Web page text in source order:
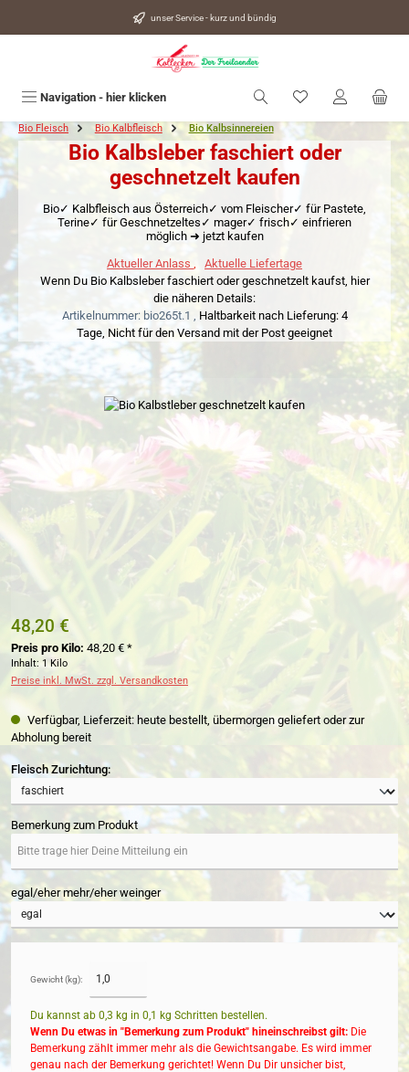
unser Service - kurz und bündig
Navigation - hier klicken Du hast 0
Bio Fleisch Bio Kalbfleisch Bio Kalbsinnereien
Bio Kalbsleber faschiert oder
geschnetzelt kaufen
Bio✓ Kalbfleisch aus Österreich✓ vom Fleischer✓ für Pastete,
Terine✓ für Geschnetzeltes✓ mager✓ frisch✓ einfrieren
möglich ➜ jetzt kaufen
Aktueller Anlass
Aktuelle Liefertage
Wenn Du Bio Kalbsleber faschiert oder geschnetzelt kaufst, hier
die näheren Details:
Artikelnummer: bio265t.1 , Haltbarkeit nach Lieferung: 4
Tage, Nicht für den Versand mit der Post geeignet
Bildergalerie überspringen
48,20 €
Preis pro Kilo: 48,20 € *
Inhalt: 1 Kilo
Preise inkl. MwSt. zzgl. Versandkosten
Verfügbar, Lieferzeit: heute bestellt, übermorgen geliefert oder zur
Abholung bereit
Fleisch Zurichtung:auswählen
Bemerkung zum Produkt
egal/eher mehr/eher weinger
Gewicht (kg):
Du kannst ab 0,3 kg in 0,1 kg Schritten bestellen.
Wenn Du etwas in "Bemerkung zum Produkt" hineinschreibst gilt: Die
Bemerkung zählt immer mehr als die Gewichtsangabe. Es wird immer
genau nach der Bemerkung gerichtet! Wenn Du Dir unsicher bist,